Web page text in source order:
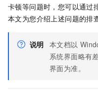
卡顿等问题时，您可以通过
本文为您介绍上述问题的排
说明 本文档以
系统界面略有
界面为准。